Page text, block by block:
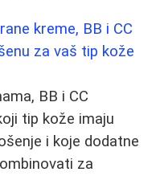
kreme, BB i CC
za vaš tip kože
BB i CC
tip kože imaju
i koje dodatne
za